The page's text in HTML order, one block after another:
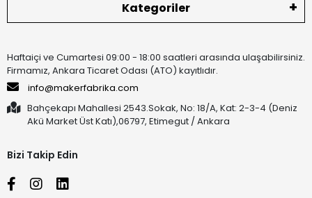
Kategoriler
Haftaiçi ve Cumartesi 09:00 - 18:00 saatleri arasında ulaşabilirsiniz.
Firmamız, Ankara Ticaret Odası (ATO) kayıtlıdır.
info@makerfabrika.com
Bahçekapı Mahallesi 2543.Sokak, No: 18/A, Kat: 2-3-4 (Deniz
Akü Market Üst Katı),06797, Etimegut / Ankara
Bizi Takip Edin